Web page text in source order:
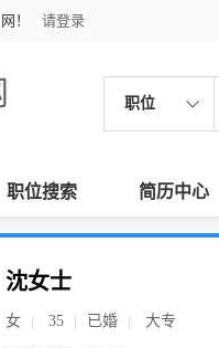
！ 请登录
职位
职位搜索 简历中心
沈女士
女 35 已婚 大专